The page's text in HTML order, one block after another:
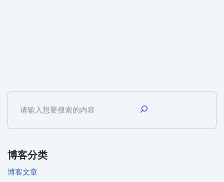
博客分类
博客文章